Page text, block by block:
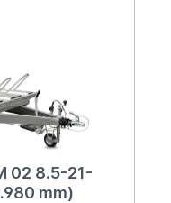
02 8.5-21-
mm)